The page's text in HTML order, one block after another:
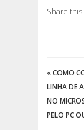
Share this
«COMO
LINHA DE
NO
PELO PC